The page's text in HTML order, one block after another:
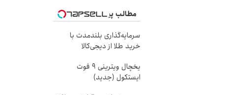
مطالب پیشنهادی
سرمایه‌گذاری بلندمدت با
خرید طلا از دیجی‌کالا
یخچال ویترینی 9 فوت
ایستکول (جدید)